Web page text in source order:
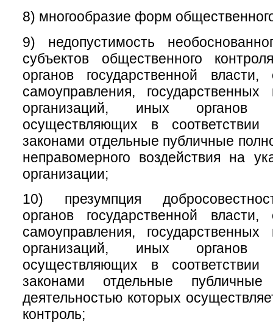
8) многообразие форм
9) недопустимость
субъектов общественного
органов государственной власти,
самоуправления,
организаций, иных органов
осуществляющих в
законами отдельные публичные
неправомерного воздействия на
организации;
10) презумпция
органов государственной власти,
самоуправления,
организаций, иных органов
осуществляющих в
законами отдельные
деятельностью которых
контроль;